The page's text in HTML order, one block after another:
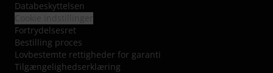
Databeskyttelsen
Fortrydelsesret
Bestilling proces
Lovbestemte rettigheder for garanti
Tilgængelighedserklæring